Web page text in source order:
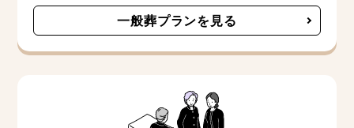
一般葬プランを見る